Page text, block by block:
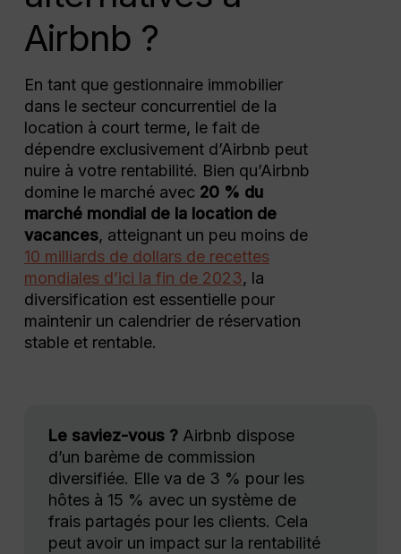
Airbnb ?
En tant que gestionnaire immobilier
dans le secteur concurrentiel de la
location à court terme, le fait de
dépendre exclusivement d’Airbnb peut
nuire à votre rentabilité. Bien qu’Airbnb
domine le marché avec 20 % du
marché mondial de la location de
vacances, atteignant un peu moins de
10 milliards de dollars de recettes
mondiales d’ici la fin de 2023, la
diversification est essentielle pour
maintenir un calendrier de réservation
stable et rentable.
Le saviez-vous ?Airbnb dispose
d’un barème de commission
diversifiée. Elle va de 3 % pour les
hôtes à 15 % avec un système de
frais partagés pour les clients. Cela
peut avoir un impact sur la rentabilité